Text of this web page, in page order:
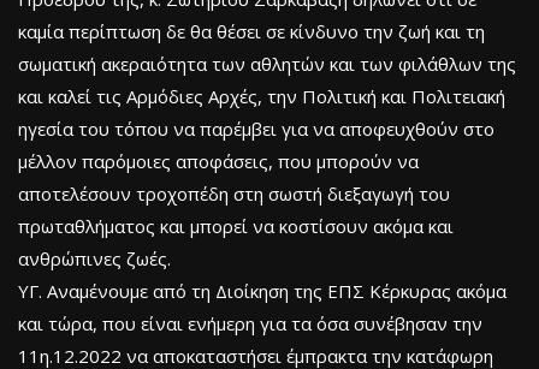
καμία περίπτωση δε θα θέσει σε κίνδυνο την ζωή και τη
σωματική ακεραιότητα των αθλητών και των φιλάθλων της
και καλεί τις Αρμόδιες Αρχές, την Πολιτική και Πολιτειακή
ηγεσία του τόπου να παρέμβει για να αποφευχθούν στο
μέλλον παρόμοιες αποφάσεις, που μπορούν να
αποτελέσουν τροχοπέδη στη σωστή διεξαγωγή του
πρωταθλήματος και μπορεί να κοστίσουν ακόμα και
ανθρώπινες ζωές.
ΥΓ. Αναμένουμε από τη Διοίκηση της ΕΠΣ Κέρκυρας ακόμα
και τώρα, που είναι ενήμερη για τα όσα συνέβησαν την
11η.12.2022 να αποκαταστήσει έμπρακτα την κατάφωρη